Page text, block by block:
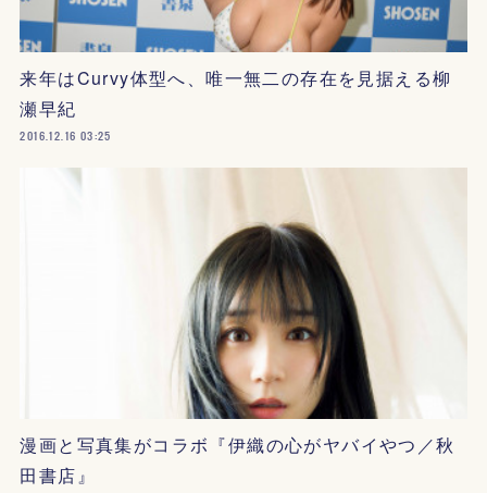
来年はCurvy体型へ、唯一無二の存在を見据える柳
瀬早紀
2016.12.16 03:25
漫画と写真集がコラボ『伊織の心がヤバイやつ／秋
田書店』